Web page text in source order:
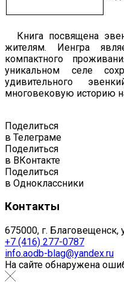
Книга посвящена
жителям. Иенгра
компактного
уникальном селе
удивительного
многовековую историю
Поделиться
в Телеграме
Поделиться
в ВКонтакте
Поделиться
в Одноклассники
Контакты
675000, г. Благовещенск,
+7 (416) 277-0787
info.aodb-blag@yandex.ru
На сайте обнаружена